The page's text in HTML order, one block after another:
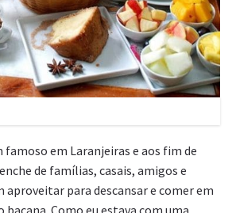
famoso em Laranjeiras e aos fim de
de famílias, casais, amigos e
aproveitar para descansar e comer em
Como eu estava com uma